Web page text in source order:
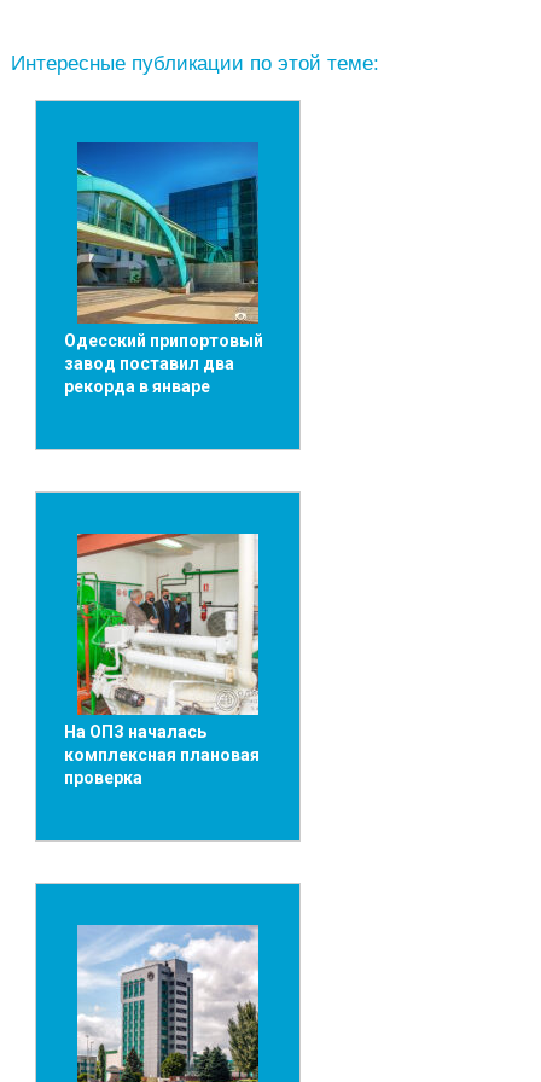
Интересные публикации по этой теме:
Одесский припортовый
завод поставил два
рекорда в январе
На ОПЗ началась
комплексная плановая
проверка